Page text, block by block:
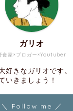
食家×ブロガー×Youtuber
ガリオ
好きなガリオです
いきましょう！
＼ Follow me ／